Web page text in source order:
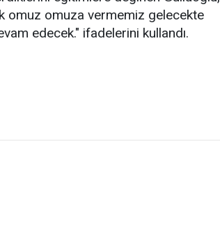
omuz omuza vermemiz gelecekte
edecek." ifadelerini kullandı.